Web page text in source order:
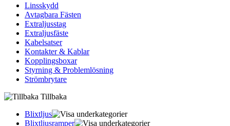
Linsskydd
Avtagbara Fästen
Extraljusstag
Extraljusfäste
Kabelsatser
Kontakter & Kablar
Kopplingsboxar
Styrning & Problemlösning
Strömbrytare
Tillbaka
Blixtljus
Blixtljusramper